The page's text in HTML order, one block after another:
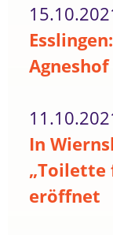
In
„Toilette
eröffnet